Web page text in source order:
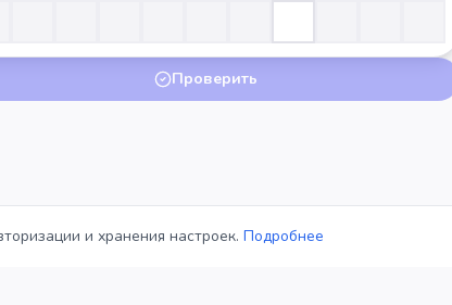
Проверить
и хранения настроек. Подробнее